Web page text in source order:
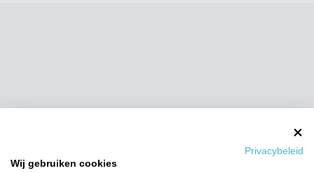
Privacybeleid
Wij gebruiken cookies